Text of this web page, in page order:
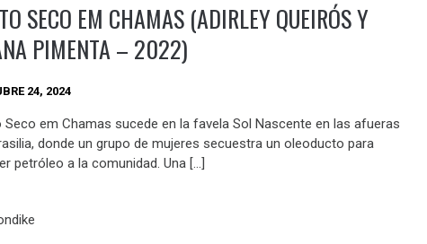
SECO EM CHAMAS (ADIRLEY QUEIRÓS Y
PIMENTA – 2022)
24, 2024
Seco em Chamas sucede en la favela Sol Nascente en las afueras
donde un grupo de mujeres secuestra un oleoducto para
petróleo a la comunidad. Una […]